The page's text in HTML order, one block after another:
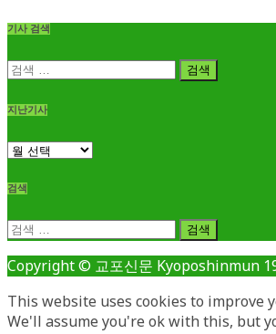
기사 검색
검
지난기사
지
기
검색
검
색:
Copyright © 교포신문 Kyoposhinmun
This website uses cookies to improve
We'll assume you're ok with this, but